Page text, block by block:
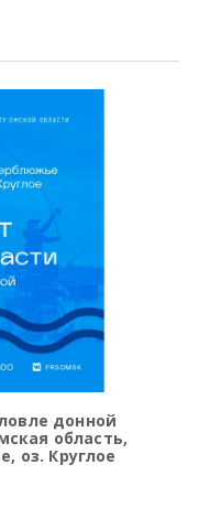
донной
область,
оз. Круглое